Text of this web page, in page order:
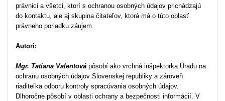
právnici a všetci, ktorí s ochranou osobných údajov prichádzajú
do kontaktu, ale aj skupina čitateľov, ktorá má o túto oblasť
právneho poriadku záujem.
Autori:
Mgr. Tatiana Valentová pôsobí ako vrchná inšpektorka Úradu na
ochranu osobných údajov Slovenskej republiky a zároveň
riaditeľka odboru kontroly spracúvania osobných údajov.
Dlhoročne pôsobí v oblasti ochrany a bezpečnosti informácií. V